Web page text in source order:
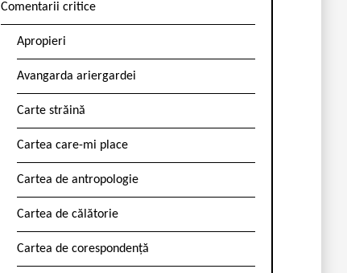
Comentarii critice
Apropieri
Avangarda ariergardei
Carte străină
Cartea care-mi place
Cartea de antropologie
Cartea de călătorie
Cartea de corespondență